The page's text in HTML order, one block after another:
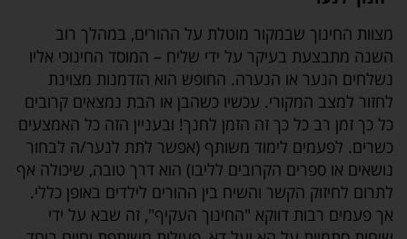
מצוות החינוך שבמקור מוטלת על ההורים, במהלך רוב
השנה מתבצעת בעיקר על ידי שליח – המוסד החינוכי אליו
נשלחים הנער או הנערה. החופש הוא הזדמנות מצוינת
לחזור למצב המקורי. עכשיו כשהבן או הבת נמצאים קרובים
כל כך זמן רב כל כך זה הזמן לחנך! ובעניין הזה כל האמצעים
כשרים. לפעמים לימוד משותף (אפשר לתת לנער/ה לבחור
נושאים או ספרים הקרובים לליבו) הוא דרך טובה, שיכולה אף
לתרום לחיזוק הקשר והשיח בין ההורים לילדים באופן כללי.
אך פעמים רבות דווקא "החינוך העקיף", זה שבא על ידי